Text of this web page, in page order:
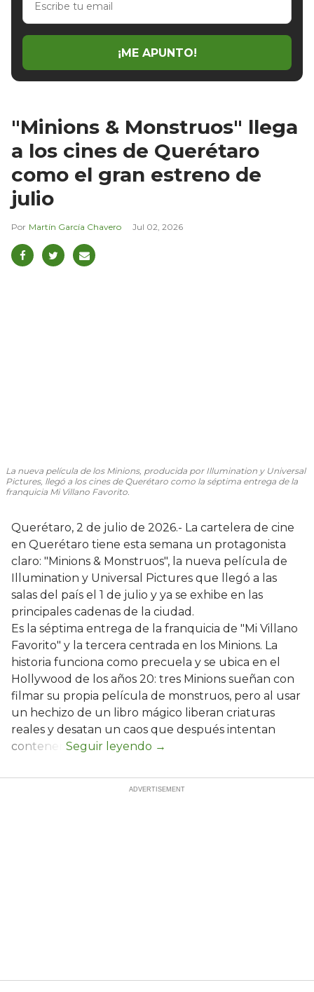
email
¡ME APUNTO!
"Minions & Monstruos" llega
a los cines de Querétaro
como el gran estreno de
julio
Martín García Chavero Jul 02, 2026
La nueva película de los Minions, producida por Illumination y Universal
Pictures, llegó a los cines de Querétaro como la séptima entrega de la
franquicia Mi Villano Favorito.
Querétaro, 2 de julio de 2026.- La cartelera de cine
en Querétaro tiene esta semana un protagonista
claro: "Minions & Monstruos", la nueva película de
Illumination y Universal Pictures que llegó a las
salas del país el 1 de julio y ya se exhibe en las
principales cadenas de la ciudad.
Es la séptima entrega de la franquicia de "Mi Villano
Favorito" y la tercera centrada en los Minions. La
historia funciona como precuela y se ubica en el
Hollywood de los años 20: tres Minions sueñan con
filmar su propia película de monstruos, pero al usar
un hechizo de un libro mágico liberan criaturas
reales y desatan un caos que después intentan
contener.